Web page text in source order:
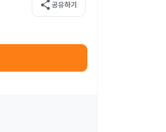
share 공유하기